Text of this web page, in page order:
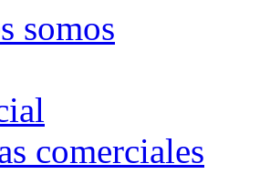
somos
comerciales